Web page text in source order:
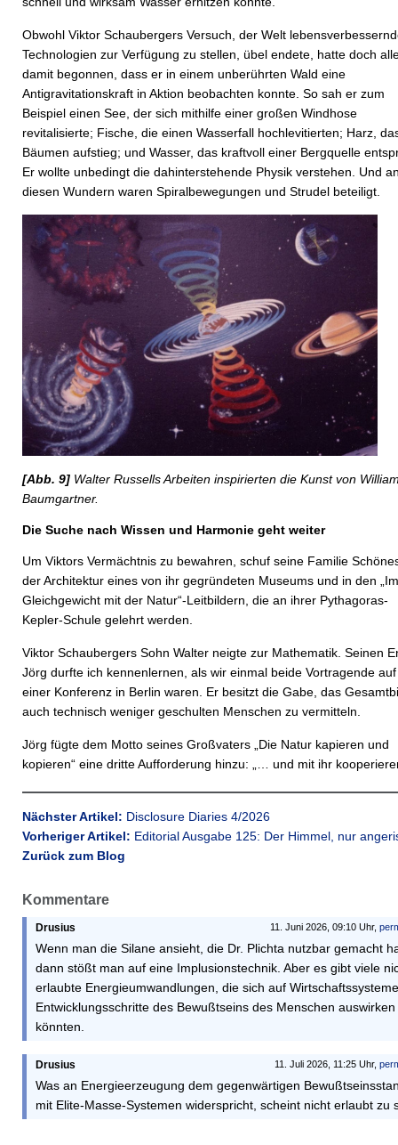
Obwohl Viktor Schaubergers Versuch, der Welt
Technologien zur Verfügung zu stellen, übel endete, hatte doch
damit begonnen, dass er in einem unberührten Wald eine
Antigravitationskraft in Aktion beobachten konnte. So sah er zum
Beispiel einen See, der sich mithilfe einer großen Windhose
revitalisierte; Fische, die einen Wasserfall hochlevitierten; Harz,
Bäumen aufstieg; und Wasser, das kraftvoll einer Bergquelle
Er wollte unbedingt die dahinterstehende Physik verstehen. Und
diesen Wundern waren Spiralbewegungen und Strudel beteiligt.
[Abb. 9] Walter Russells Arbeiten inspirierten die Kunst von
Baumgartner.
Die Suche nach Wissen und Harmonie geht weiter
Um Viktors Vermächtnis zu bewahren, schuf seine Familie
der Architektur eines von ihr gegründeten Museums und in den „Im
Gleichgewicht mit der Natur“-Leitbildern, die an ihrer Pythagoras-
Kepler-Schule gelehrt werden.
Viktor Schaubergers Sohn Walter neigte zur Mathematik. Seinen
Jörg durfte ich kennenlernen, als wir einmal beide Vortragende auf
einer Konferenz in Berlin waren. Er besitzt die Gabe, das
auch technisch weniger geschulten Menschen zu vermitteln.
Jörg fügte dem Motto seines Großvaters „Die Natur kapieren und
kopieren“ eine dritte Aufforderung hinzu: „… und mit ihr
Nächster Artikel: Disclosure Diaries 4/2026
Vorheriger Artikel: Editorial Ausgabe 125: Der Himmel, nur
Zurück zum Blog
Kommentare
11. Juni 2026, 09:10 Uhr,
Drusius
Wenn man die Silane ansieht, die Dr. Plichta nutzbar gemacht
dann stößt man auf eine Implusionstechnik. Aber es gibt viele
erlaubte Energieumwandlungen, die sich auf
Entwicklungsschritte des Bewußtseins des Menschen auswirken
könnten.
11. Juli 2026, 11:25 Uhr,
Drusius
Was an Energieerzeugung dem gegenwärtigen
mit Elite-Masse-Systemen widerspricht, scheint nicht erlaubt zu